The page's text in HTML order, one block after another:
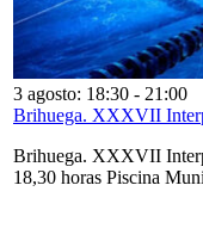
3 agosto: 18:30 - 21:00
Brihuega. XXXVII
Brihuega. XXXVII
18,30 horas Piscina